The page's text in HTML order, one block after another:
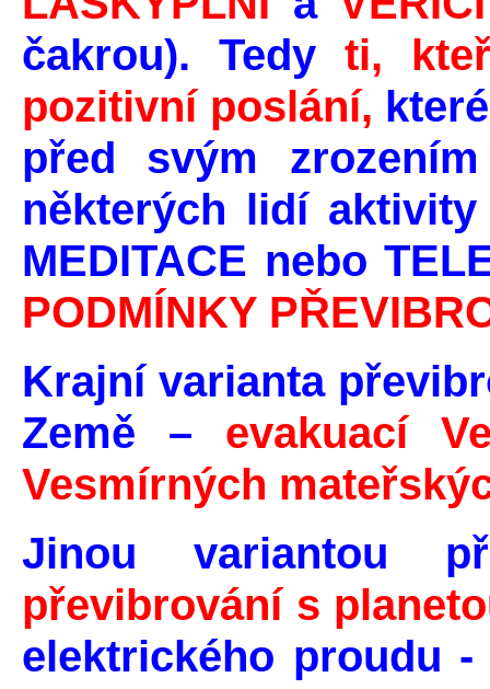
čakrou). Tedyti,
pozitivní poslání,
před svým
některých lidí
MEDITACE nebo
PODMÍNKY
Krajní varianta
Země – evakuací
Vesmírných
Jinou variantou
převibrování s
elektrického proudu